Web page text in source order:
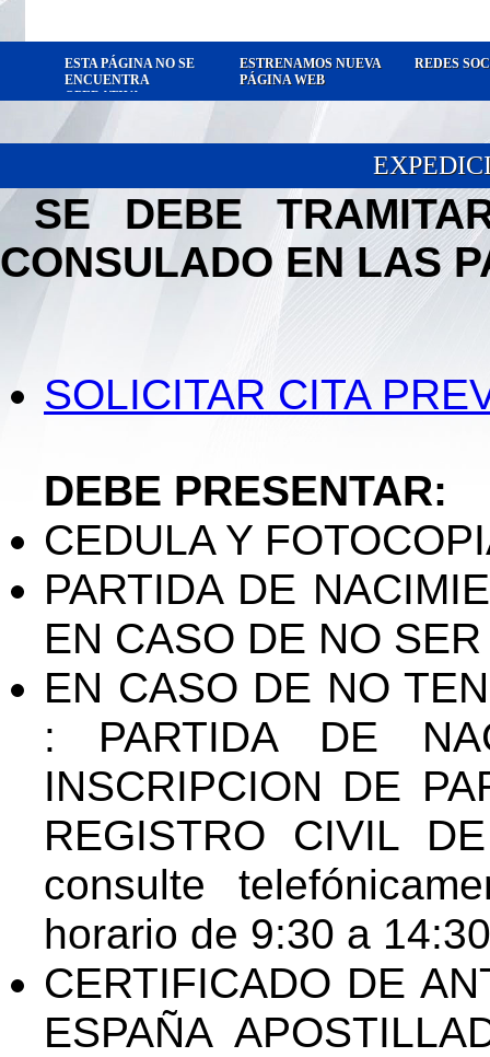
ESTA PÁGINA NO SE
ENCUENTRA
OPERATIVA
ESTRENAMOS NUEVA
PÁGINA WEB
REDES
SE DEBE
CONSULADO EN LAS
SOLICITAR CITA
DEBE PRESENTAR:
CEDULA Y
PARTIDA DE
EN CASO DE NO
EN CASO DE NO
: PARTIDA DE
INSCRIPCION DE
REGISTRO CIVIL
consulte
horario de 9:30 a
CERTIFICADO DE
ESPAÑA